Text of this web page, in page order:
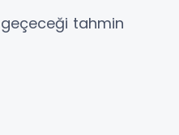
tahmin